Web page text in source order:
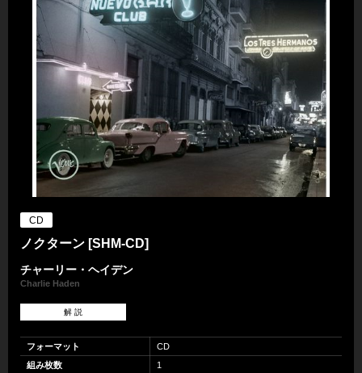
CD
ノクターン [SHM-CD]
チャーリー・ヘイデン
Charlie Haden
解 説
フォーマット
CD
組み枚数
1